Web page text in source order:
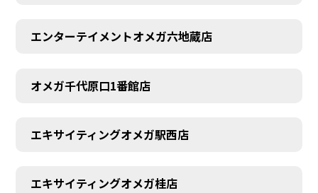
エンターテイメントオメガ六地蔵店
オメガ千代原口1番館店
エキサイティングオメガ駅西店
エキサイティングオメガ桂店